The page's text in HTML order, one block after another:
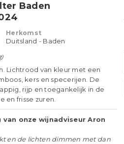
Baden
Herkomst
Duitsland - Baden
Lichtrood van kleur met een
kers en specerijen. De
rijp en toegankelijk in de
en frisse zuren.
van onze wijnadviseur Aron
en de lichten dimmen met dan